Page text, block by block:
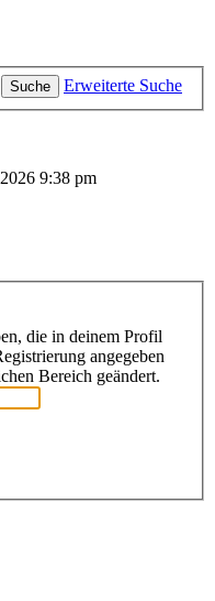
Suche Erweiterte Suche
9:38 pm
die in deinem Profil
angegeben
Bereich geändert.